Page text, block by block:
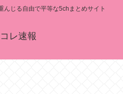
んじる自由で平等な5chまとめサイト
レ速報